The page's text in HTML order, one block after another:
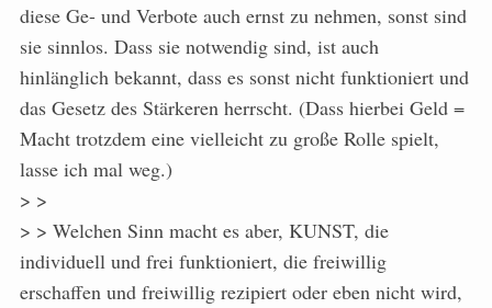
diese Ge- und Verbote auch ernst zu nehmen, sonst sind
sie sinnlos. Dass sie notwendig sind, ist auch
hinlänglich bekannt, dass es sonst nicht funktioniert und
das Gesetz des Stärkeren herrscht. (Dass hierbei Geld =
Macht trotzdem eine vielleicht zu große Rolle spielt,
lasse ich mal weg.)
> >
> > Welchen Sinn macht es aber, KUNST, die
individuell und frei funktioniert, die freiwillig
erschaffen und freiwillig rezipiert oder eben nicht wird,